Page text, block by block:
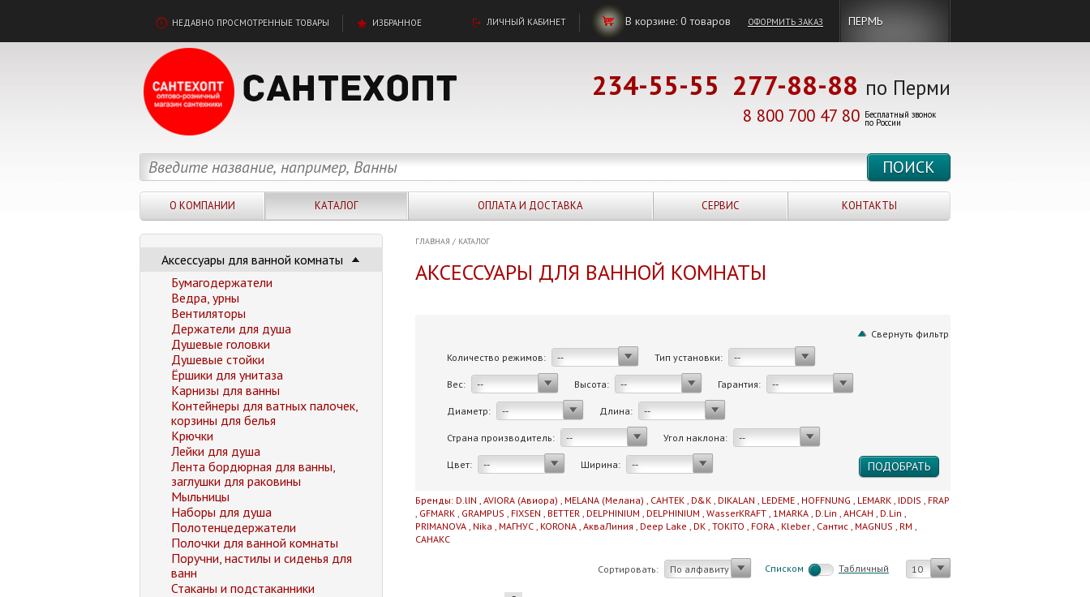
НЕДАВНО ПРОСМОТРЕННЫЕ ТОВАРЫ ИЗБРАННОЕ ЛИЧНЫЙ КАБИНЕТ В корзине: 0товаров ОФОРМИТЬ ЗАКАЗ ПЕРМЬ
234-55-55 277-88-88 по Перми
8 800 700 47 80 Бесплатный звонок
по России
О КОМПАНИИ КАТАЛОГ ОПЛАТА И ДОСТАВКА СЕРВИС КОНТАКТЫ
ГЛАВНАЯ / КАТАЛОГ
АКСЕССУАРЫ ДЛЯ ВАННОЙ КОМНАТЫ
Свернуть фильтр
Количество режимов:
-- Тип установки: --
Вес: -- Высота: -- Гарантия: --
Диаметр: -- Длина: --
Страна производитель: -- Угол наклона: --
Цвет: -- Ширина: --
Бренды: D.lIN , AVIORA (Авиора) , MELANA (Мелана) , САНТЕК , D&K , DIKALAN , LEDEME , HOFFNUNG , LEMARK , IDDIS , FRAP
, GFMARK , GRAMPUS , FIXSEN , BETTER , DELPHINIUM , DELPHINIUM , WasserKRAFT , 1MARKA , D.Lin , AHCAH , D.Lin ,
PRIMANOVA , Nika , МАГНУС , KORONA , АкваЛиния , Deep Lake , DK , TOKITO , FORA , Kleber , Сантис , MAGNUS , RM ,
САНАКС
Сортировать: По алфавиту Cписком Табличный 10
Аксессуары для ванной комнаты
Бумагодержатели
Ведра, урны
Вентиляторы
Держатели для душа
Душевые головки
Душевые стойки
Ёршики для унитаза
Карнизы для ванны
Контейнеры для ватных палочек,
корзины для белья
Крючки
Лейки для душа
Лента бордюрная для ванны,
заглушки для раковины
Мыльницы
Наборы для душа
Полотенцедержатели
Полочки для ванной комнаты
Поручни, настилы и сиденья для
ванн
Стаканы и подстаканники